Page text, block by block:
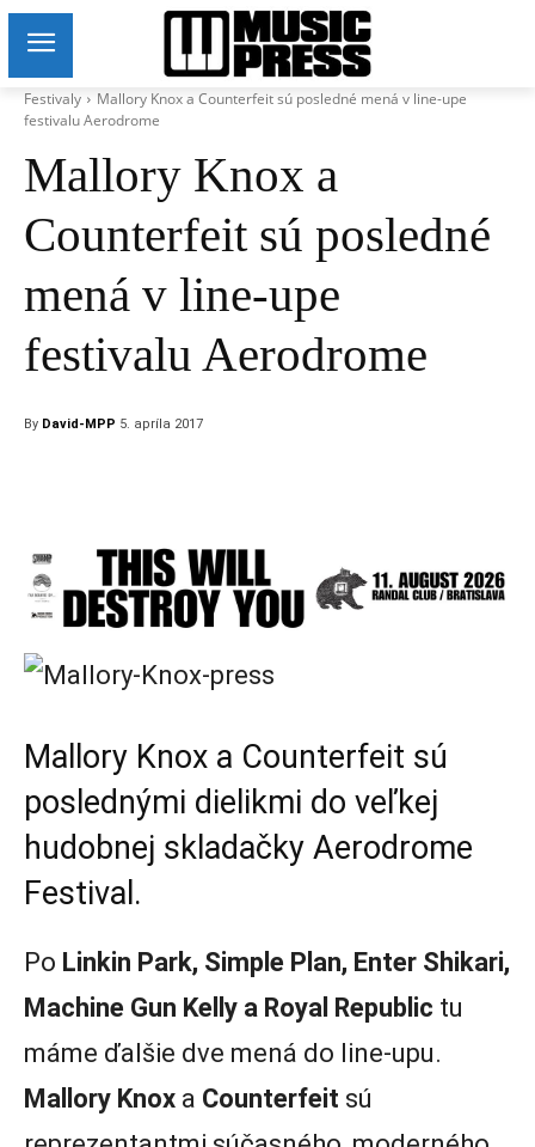
Festivaly
Mallory Knox a Counterfeit sú posledné mená v line-upe
festivalu Aerodrome
Mallory Knox a
Counterfeit sú posledné
mená v line-upe
festivalu Aerodrome
By David-MPP 5. apríla 2017
Mallory Knox a Counterfeit sú
poslednými dielikmi do veľkej
hudobnej skladačky Aerodrome
Festival.
Po Linkin Park, Simple Plan, Enter Shikari,
Machine Gun Kelly a Royal Republic tu
máme ďalšie dve mená do line-upu.
Mallory Knox a Counterfeit sú